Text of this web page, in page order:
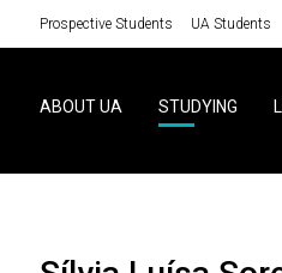
Prospective Students UA Students
ABOUT UA STUDYING